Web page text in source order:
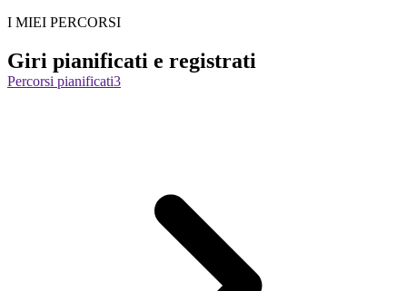
I MIEI PERCORSI
Giri pianificati e registrati
Percorsi pianificati3